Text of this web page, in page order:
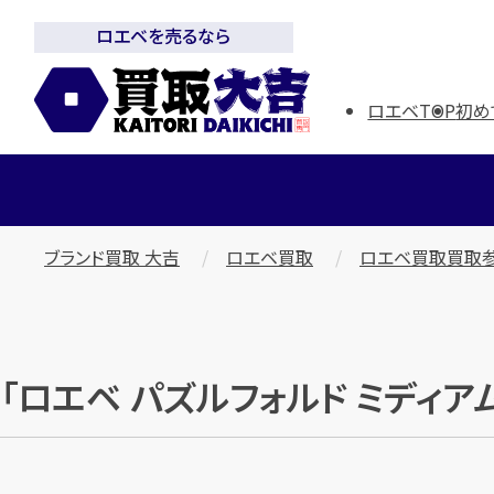
ロエベを売るなら
ロエベTOP初
ブランド買取 大吉 ロエベ買取 ロエベ買取買取
「ロエベ パズルフォルド ミディ